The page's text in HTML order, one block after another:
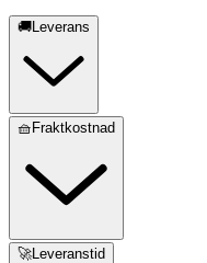
🚚Leverans
🧺Fraktkostnad
🚀Leveranstid